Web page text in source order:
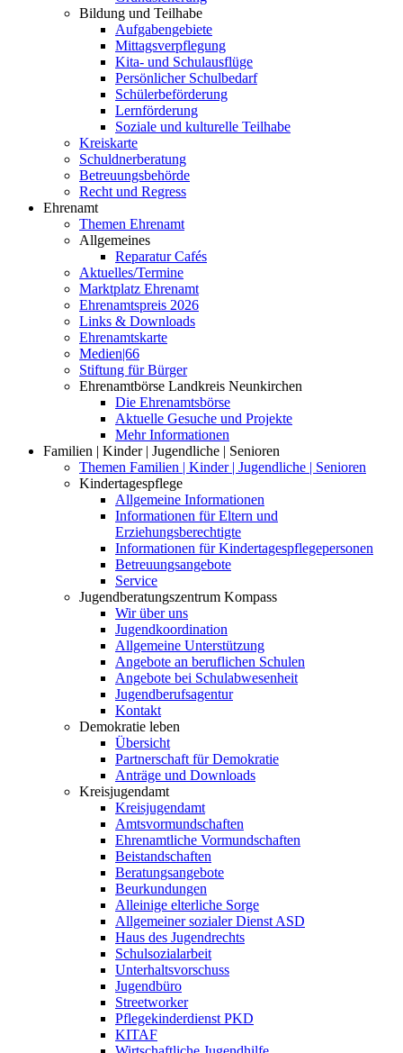
Bildung und Teilhabe
Aufgabengebiete
Mittagsverpflegung
Kita- und Schulausflüge
Persönlicher Schulbedarf
Schülerbeförderung
Lernförderung
Soziale und kulturelle Teilhabe
Kreiskarte
Schuldnerberatung
Betreuungsbehörde
Recht und Regress
Ehrenamt
Themen Ehrenamt
Allgemeines
Reparatur Cafés
Aktuelles/Termine
Marktplatz Ehrenamt
Ehrenamtspreis 2026
Links & Downloads
Ehrenamtskarte
Medien|66
Stiftung für Bürger
Ehrenamtbörse Landkreis Neunkirchen
Die Ehrenamtsbörse
Aktuelle Gesuche und Projekte
Mehr Informationen
Familien | Kinder | Jugendliche | Senioren
Themen Familien | Kinder | Jugendliche | Senioren
Kindertagespflege
Allgemeine Informationen
Informationen für Eltern und
Erziehungsberechtigte
Informationen für Kindertagespflegepersonen
Betreuungsangebote
Service
Jugendberatungszentrum Kompass
Wir über uns
Jugendkoordination
Allgemeine Unterstützung
Angebote an beruflichen Schulen
Angebote bei Schulabwesenheit
Jugendberufsagentur
Kontakt
Demokratie leben
Übersicht
Partnerschaft für Demokratie
Anträge und Downloads
Kreisjugendamt
Kreisjugendamt
Amtsvormundschaften
Ehrenamtliche Vormundschaften
Beistandschaften
Beratungsangebote
Beurkundungen
Alleinige elterliche Sorge
Allgemeiner sozialer Dienst ASD
Haus des Jugendrechts
Schulsozialarbeit
Unterhaltsvorschuss
Jugendbüro
Streetworker
Pflegekinderdienst PKD
KITAF